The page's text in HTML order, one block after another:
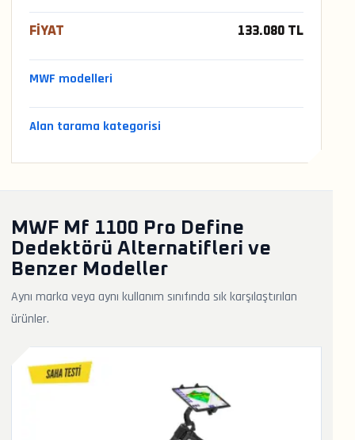
FIYAT 133.080 TL
MWF modelleri
Alan tarama kategorisi
MWF Mf 1100 Pro Define
Dedektörü Alternatifleri ve
Benzer Modeller
Aynı marka veya aynı kullanım sınıfında sık karşılaştırılan
ürünler.